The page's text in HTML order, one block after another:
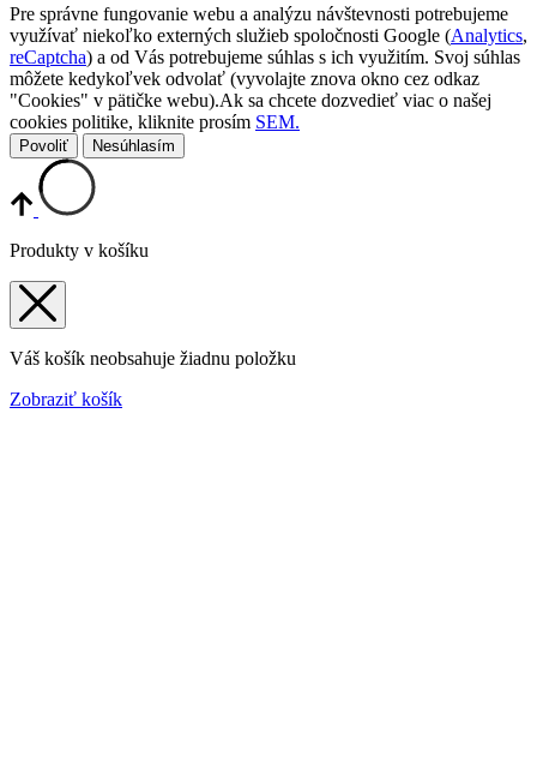
Pre správne fungovanie webu a analýzu návštevnosti potrebujeme
využívať niekoľko externých služieb spoločnosti Google (Analytics,
reCaptcha) a od Vás potrebujeme súhlas s ich využitím. Svoj súhlas
môžete kedykoľvek odvolať (vyvolajte znova okno cez odkaz
"Cookies" v pätičke webu).Ak sa chcete dozvedieť viac o našej
cookies politike, kliknite prosím SEM.
Povoliť Nesúhlasím
Produkty v košíku
Váš košík neobsahuje žiadnu položku
Zobraziť košík